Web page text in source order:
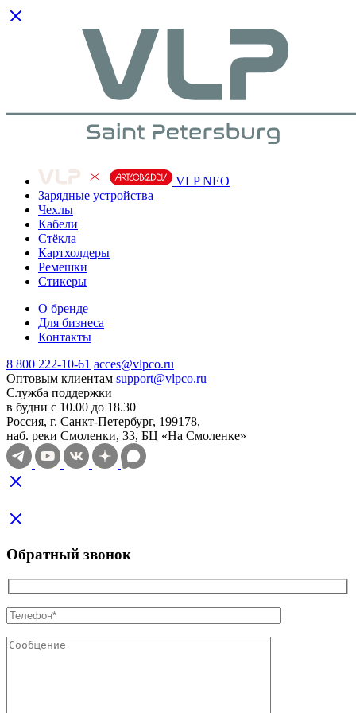
VLP NEO
Зарядные устройства
Чехлы
Кабели
Cтёкла
Картхолдеры
Ремешки
Стикеры
О бренде
Для бизнеса
Контакты
8 800 222-10-61 acces@vlpco.ru
Оптовым клиентам support@vlpco.ru
Служба поддержки
в будни с 10.00 до 18.30
Россия, г. Санкт-Петербург, 199178,
наб. реки Смоленки, 33, БЦ «На Смоленке»
Обратный звонок